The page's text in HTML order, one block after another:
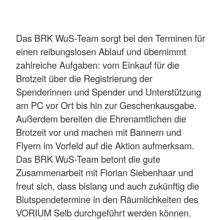
Das BRK WuS-Team sorgt bei den Terminen für
einen reibungslosen Ablauf und übernimmt
zahlreiche Aufgaben: vom Einkauf für die
Brotzeit über die Registrierung der
Spenderinnen und Spender und Unterstützung
am PC vor Ort bis hin zur Geschenkausgabe.
Außerdem bereiten die Ehrenamtlichen die
Brotzeit vor und machen mit Bannern und
Flyern im Vorfeld auf die Aktion aufmerksam.
Das BRK WuS-Team betont die gute
Zusammenarbeit mit Florian Siebenhaar und
freut sich, dass bislang und auch zukünftig die
Blutspendetermine in den Räumlichkeiten des
VORIUM Selb durchgeführt werden können.